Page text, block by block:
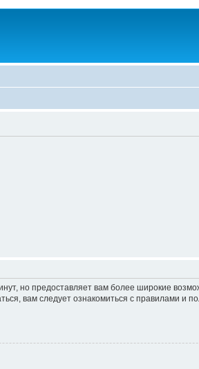
но предоставляет вам более широкие
вам следует ознакомиться с правилами